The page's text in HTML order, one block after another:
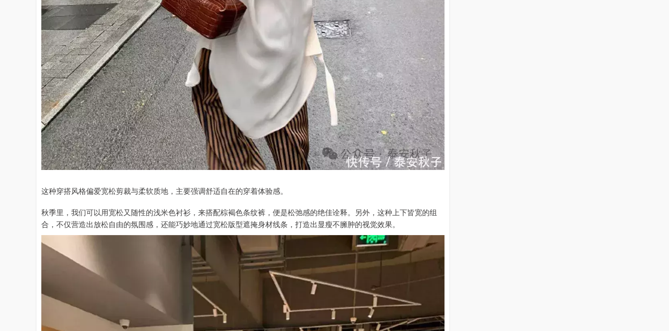
这种穿搭风格偏爱宽松剪裁与柔软质地，主要强调舒适自在的穿着体验感。
秋季里，我们可以用宽松又随性的浅米色衬衫，来搭配棕褐色条纹裤，便是松弛感的绝佳诠释。另外，这种上下皆宽的组
合，不仅营造出放松自由的氛围感，还能巧妙地通过宽松版型遮掩身材线条，打造出显瘦不臃肿的视觉效果。